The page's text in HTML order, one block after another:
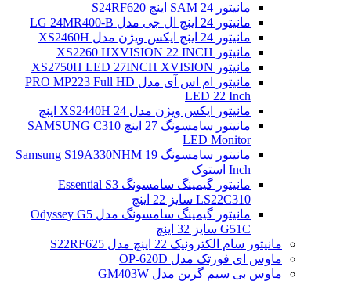
مانیتور 24 SAM اینچ S24RF620
مانیتور 24 اینچ ال جی مدل LG 24MR400-B
مانیتور 24 اینچ ایکس ویژن مدل XS2460H
مانیتور XS2260 HXVISION 22 INCH
مانیتور XS2750H LED 27INCH XVISION
مانیتور ام اس آی مدل PRO MP223 Full HD
LED 22 Inch
مانیتور ایکس ویژن مدل XS2440H 24 اینچ
مانیتور سامسونگ 27 اینچ SAMSUNG C310
LED Monitor
مانیتور سامسونگ Samsung S19A330NHM 19
Inch استوک
مانیتور گیمینگ سامسونگ Essential S3
LS22C310 سایز 22 اینچ
مانیتور گیمینگ سامسونگ مدل Odyssey G5
G51C سایز 32 اینچ
مانیتور سام الکترونیک 22 اینچ مدل S22RF625
ماوس ای فورتک مدل OP-620D
ماوس بی سیم گرین مدل GM403W